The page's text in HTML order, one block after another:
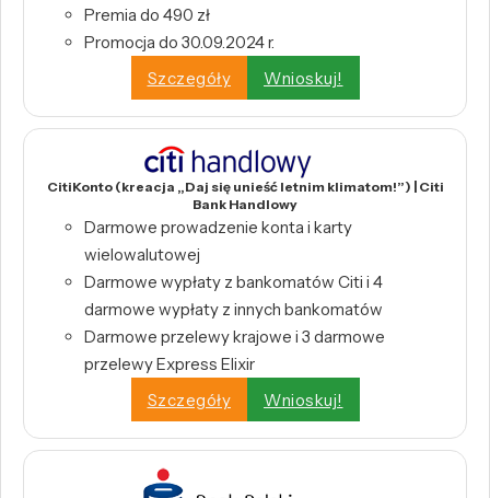
Premia do 490 zł
Promocja do 30.09.2024 r.
Szczegóły
Wnioskuj!
CitiKonto (kreacja „Daj się unieść letnim klimatom!”) | Citi
Bank Handlowy
Darmowe prowadzenie konta i karty
wielowalutowej
Darmowe wypłaty z bankomatów Citi i 4
darmowe wypłaty z innych bankomatów
Darmowe przelewy krajowe i 3 darmowe
przelewy Express Elixir
Szczegóły
Wnioskuj!